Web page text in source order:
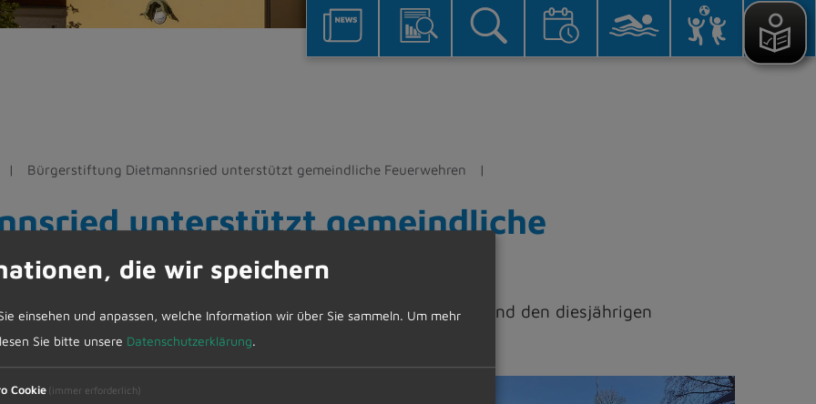
Bürgerstiftung Dietmannsried unterstützt gemeindliche Feuerwehren
unterstützt gemeindliche
dem Engagement der gemeindlichen Feuerwehren und den diesjährigen
von 3.750 € bedacht.
Erster Bürgermeister Werner
die wir speichern
einsehen und anpassen, welche Information wir über Sie sammeln. Um mehr
Sie bitte unsere Datenschutzerklärung.
Cookie (immer erforderlich)